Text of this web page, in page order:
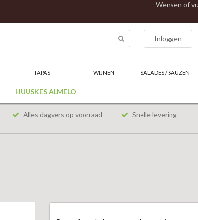
Wensen of
Inloggen
TAPAS WIJNEN SALADES / SAUZEN
HUUSKES ALMELO
Alles dagvers op voorraad Snelle levering